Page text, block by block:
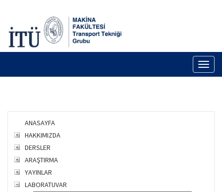
ANASAYFA
HAKKIMIZDA
DERSLER
ARAŞTIRMA
YAYINLAR
LABORATUVAR